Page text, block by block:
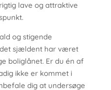
lave og attraktive
og stigende
sjældent har været
boliglånet. Er du én af
ikke er kommet i
dig at undersøge